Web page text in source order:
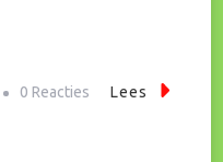
0 Reacties Lees